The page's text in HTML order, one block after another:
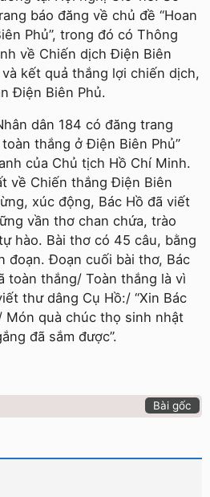
báo đăng về chủ đề “Hoan
Phủ”, trong đó có Thông
về Chiến dịch Ðiện Biên
kết quả thắng lợi chiến dịch,
Ðiện Biên Phủ.
dân 184 có đăng trang
thắng ở Ðiện Biên Phủ”
của Chủ tịch Hồ Chí Minh.
về Chiến thắng Ðiện Biên
xúc động, Bác Hồ đã viết
vần thơ chan chứa, trào
hào. Bài thơ có 45 câu, bằng
đoạn. Ðoạn cuối bài thơ, Bác
toàn thắng/ Toàn thắng là vì
thư dâng Cụ Hồ:/ “Xin Bác
Món quà chúc thọ sinh nhật
đã sắm được”.
Bài gốc